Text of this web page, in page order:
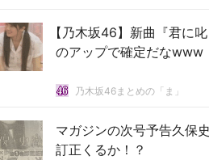
【乃木坂46】新曲『君に
のアップで確定だなwww
乃木坂46まとめの「ま」
マガジンの次号予告久保
訂正くるか！？